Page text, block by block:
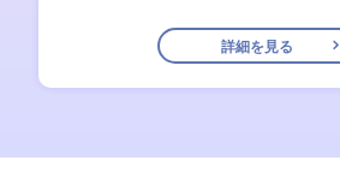
たる」だけでなく、気持ちや未来までも前
目指し、タロットや霊視をはじめとする多
詳細を見る